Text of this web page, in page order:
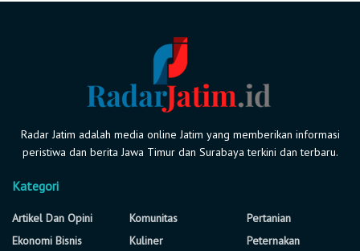
Radar Jatim adalah media online Jatim yang memberikan informasi
peristiwa dan berita Jawa Timur dan Surabaya terkini dan terbaru.
Kategori
Artikel Dan Opini
Ekonomi Bisnis
Komunitas
Kuliner
Pertanian
Peternakan